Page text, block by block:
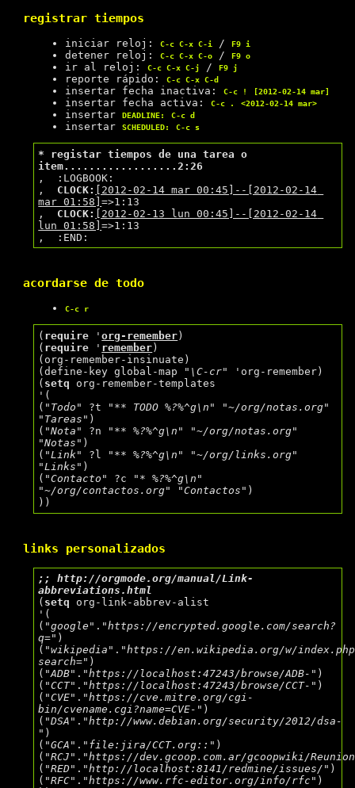
registrar tiempos
iniciar reloj: C-c C-x C-i/ F9 i
detener reloj: C-c C-x C-o/ F9 o
ir al reloj: C-c C-x C-j / F9 j
reporte rápido: C-c C-x C-d
insertar fecha inactiva: C-c ! [2012-02-14 mar]
insertar fecha activa: C-c . <2012-02-14 mar>
insertar DEADLINE: C-c d
insertar SCHEDULED: C-c s
* registar tiempos de una tarea o
item..................2:26
,  :LOGBOOK:
, CLOCK:
[2012-02-14 mar 00:45]--[2012-02-14
mar 01:58]=>1:13
, CLOCK:
[2012-02-13 lun 00:45]--[2012-02-14
lun 01:58]=>1:13
acordarse de todo
C-c r
( require 'org-remember )
( require ' remember )
(org-remember-insinuate)
(define-key global-map
"\C-cr"
'org-remember)
( setq org-remember-templates
'(
( "Todo" ?t "** TODO %?%^g\n"
"~/org/notas.org"
"Tareas" )
( "Nota" ?n "** %?%^g\n"
"~/org/notas.org"
"Notas" )
( "Link" ?l "** %?%^g\n"
"~/org/links.org"
"Links" )
( "Contacto" ?c
"* %?%^g\n"
"~/org/contactos.org"
"Contactos" )
links personalizados
;; http://orgmode.org/manual/Link-
( setq org-link-abbrev-alist
'(
( "google" . "https://encrypted.google.com/search?
q=" )
( "wikipedia" . "https://en.wikipedia.org/w/
search=" )
( "ADB" . "https://localhost:47243/browse/ADB-" )
( "CCT" . "https://localhost:47243/browse/CCT-" )
( "CVE" . "https://cve.mitre.org/cgi-
bin/cvename.cgi?name=CVE-" )
( "DSA" . "http://www.debian.org/security/2012/dsa-
" )
( "GCA" . "file:jira/CCT.org::" )
( "RCJ" . "https://dev.gcoop.com.ar/gcoopwiki/
( "RED" . "http://localhost:8141/redmine/issues/" )
( "RFC" . "https://www.rfc-editor.org/info/rfc" )